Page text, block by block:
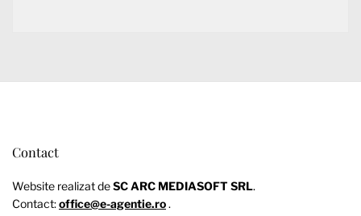
Contact
Website realizat deSC ARC MEDIASOFT SRL.
Contact:office@e-agentie.ro.